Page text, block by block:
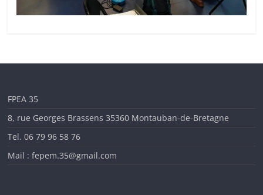
FPEA 35
8, rue Georges Brassens 35360 Montauban-de-Bretagne
Tel. 06 79 96 58 76
Mail : fepem.35@gmail.com